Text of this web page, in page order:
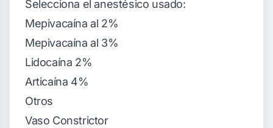
Selecciona el anestésico usado:
Mepivacaína al 2%
Mepivacaína al 3%
Lidocaína 2%
Articaína 4%
Otros
Vaso Constrictor